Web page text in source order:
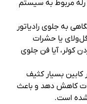
رله مربوط به سیستم
به جلوی رادیاتور
گل‌ولای یا حشرات
کولر، آیا فن جلوی
کابین بسیار کثیف
کاهش دهد و باعث
است.